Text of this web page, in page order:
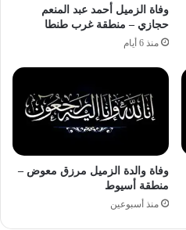
وفاة الزميل أحمد عبد المنعم
حجازي – منطقة غرب طنطا
منذ 6 أيام
وفاة والدة الزميل مرزق معوض –
منطقة أسيوط
منذ أسبوعين